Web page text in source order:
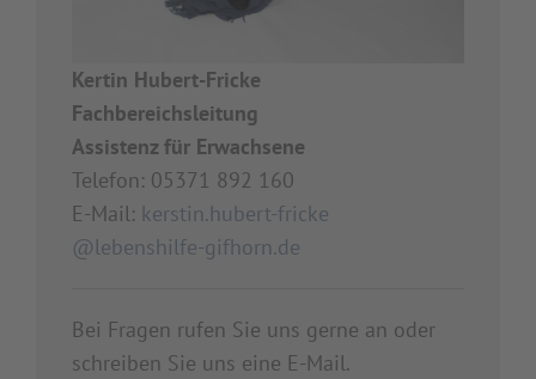
Kertin Hubert-Fricke
Fachbereichsleitung
Assistenz für Erwachsene
Telefon: 05371 892 160
E-Mail: kerstin.hubert-fricke
@lebenshilfe-gifhorn.de
Bei Fragen rufen Sie uns gerne an oder
schreiben Sie uns eine E-Mail.